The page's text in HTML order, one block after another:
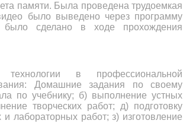
памяти. Была проведена трудоемкая
было выведено через программу
сделано в ходе прохождения
в профессиональной
Домашние задания по своему
по учебнику; б) выполнение устных
творческих работ; д) подготовку
лабораторных работ; з) изготовление